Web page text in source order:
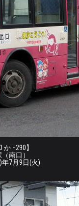
か ･290】
南口）
年7月9日(火)